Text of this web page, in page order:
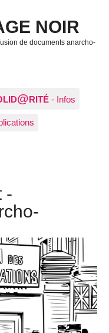
NOIR
de documents anarcho-
@RITÉ - Infos
-